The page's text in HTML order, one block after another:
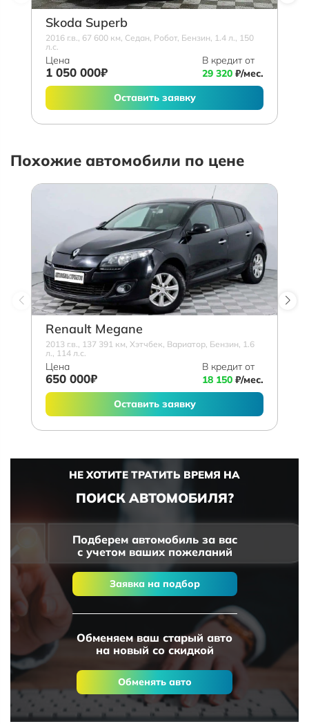
Skoda Superb
2016 г.в., 67 600 км, Седан, Робот, Бензин, 1.4 л., 150
л.с.
Цена
1 050 000₽
В кредит от
29 320 ₽/мес.
Оставить заявку
Похожие автомобили по цене
Renault Megane
2013 г.в., 137 391 км, Хэтчбек, Вариатор, Бензин, 1.6
л., 114 л.с.
Цена
650 000₽
В кредит от
18 150 ₽/мес.
Оставить заявку
НЕ ХОТИТЕ ТРАТИТЬ ВРЕМЯ НА
ПОИСК АВТОМОБИЛЯ?
Подберем автомобиль за вас
с учетом ваших пожеланий
Заявка на подбор
Обменяем ваш старый авто
на новый со скидкой
Обменять авто